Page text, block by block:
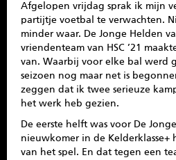
Afgelopen vrijdag sprak ik mijn
partijtje voetbal te verwachten.
minder waar. De Jonge Helden
vriendenteam van HSC ’21
van. Waarbij voor elke bal werd
seizoen nog maar net is
zeggen dat ik twee serieuze
het werk heb gezien.
De eerste helft was voor De
nieuwkomer in de Kelderklasse+
van het spel. En dat tegen een